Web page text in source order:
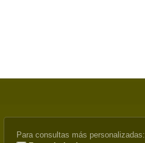
Para consultas más personalizadas: